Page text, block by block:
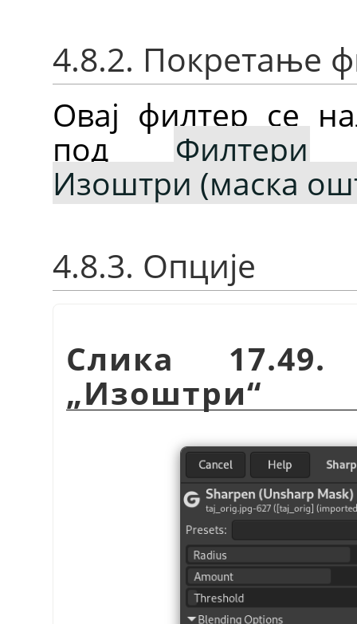
4.8.2. Покретање
Овај филтер се
под Филтери
Изоштри (маска
4.8.3. Опције
Слика
„Изоштри“